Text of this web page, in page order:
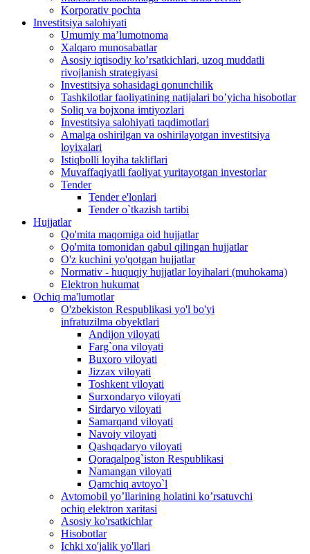
Korporativ pochta
Investitsiya salohiyati
Umumiy maʼlumotnoma
Xalqaro munosabatlar
Аsosiy iqtisodiy koʼrsatkichlari, uzoq muddatli
rivojlanish strategiyasi
Investitsiya sohasidagi qonunchilik
Tashkilotlar faoliyatining natijalari boʼyicha hisobotlar
Soliq va bojxona imtiyozlari
Investitsiya salohiyati taqdimotlari
Аmalga oshirilgan va oshirilayotgan investitsiya
loyixalari
Istiqbolli loyiha takliflari
Muvaffaqiyatli faoliyat yuritayotgan investorlar
Tender
Tender e'lonlari
Tender o`tkazish tartibi
Hujjatlar
Qo'mita maqomiga oid hujjatlar
Qo'mita tomonidan qabul qilingan hujjatlar
O'z kuchini yo'qotgan hujjatlar
Normativ - huquqiy hujjatlar loyihalari (muhokama)
Elektron hukumat
Ochiq ma'lumotlar
O'zbekiston Respublikasi yo'l bo'yi
infratuzilma obyektlari
Andijon viloyati
Farg`ona viloyati
Buxoro viloyati
Jizzax viloyati
Toshkent viloyati
Surxondaryo viloyati
Sirdaryo viloyati
Samarqand viloyati
Navoiy viloyati
Qashqadaryo viloyati
Qoraqalpog`iston Respublikasi
Namangan viloyati
Qamchiq avtoyo`l
Avtomobil yo’llarining holatini ko’rsatuvchi
ochiq elektron xaritasi
Asosiy ko'rsatkichlar
Hisobotlar
Ichki xo'jalik yo'llari